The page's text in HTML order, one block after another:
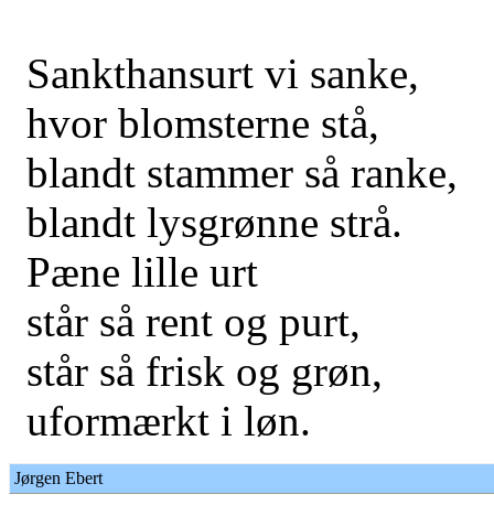
Sankthansurt vi sanke,
hvor blomsterne stå,
blandt stammer så ranke,
blandt lysgrønne strå.
Pæne lille urt
står så rent og purt,
står så frisk og grøn,
uformærkt i løn.
Jørgen Ebert